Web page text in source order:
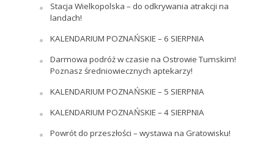
Stacja Wielkopolska – do odkrywania atrakcji na
landach!
KALENDARIUM POZNAŃSKIE – 6 SIERPNIA
Darmowa podróż w czasie na Ostrowie Tumskim!
Poznasz średniowiecznych aptekarzy!
KALENDARIUM POZNAŃSKIE – 5 SIERPNIA
KALENDARIUM POZNAŃSKIE – 4 SIERPNIA
Powrót do przeszłości – wystawa na Gratowisku!